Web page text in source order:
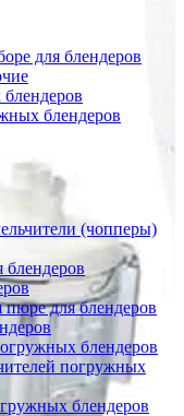
для блендеров
блендеров
(чопперы)
пюре для блендеров
блендеров
погружных
блендеров